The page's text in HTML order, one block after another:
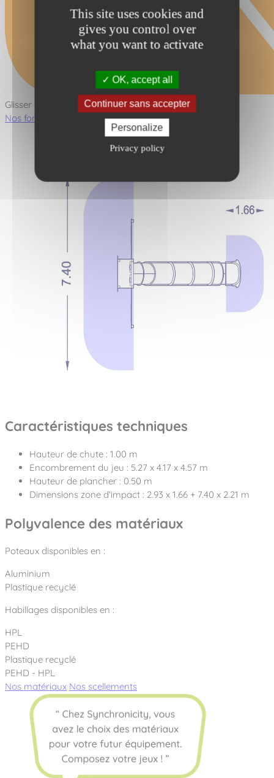
This site uses cookies and
gives you control over
what you want to activate
OK, accept all
Continuer sans accepter
Personalize
Privacy policy
Glisser - Toboggan
Nos fonctions ludiques
Caractéristiques techniques
Hauteur de chute : 1.00 m
Encombrement du jeu : 5.27 x 4.17 x 4.57 m
Hauteur de plancher : 0.50 m
Dimensions zone d'impact : 2.93 x 1.66 + 7.40 x 2.21 m
Polyvalence des matériaux
Poteaux disponibles en :
Aluminium
Plastique recyclé
Habillages disponibles en :
HPL
PEHD
Plastique recyclé
PEHD - HPL
Nos matériaux Nos scellements